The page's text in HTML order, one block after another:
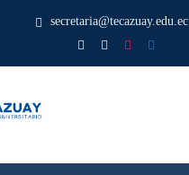
secretaria@tecazuay.edu.ec